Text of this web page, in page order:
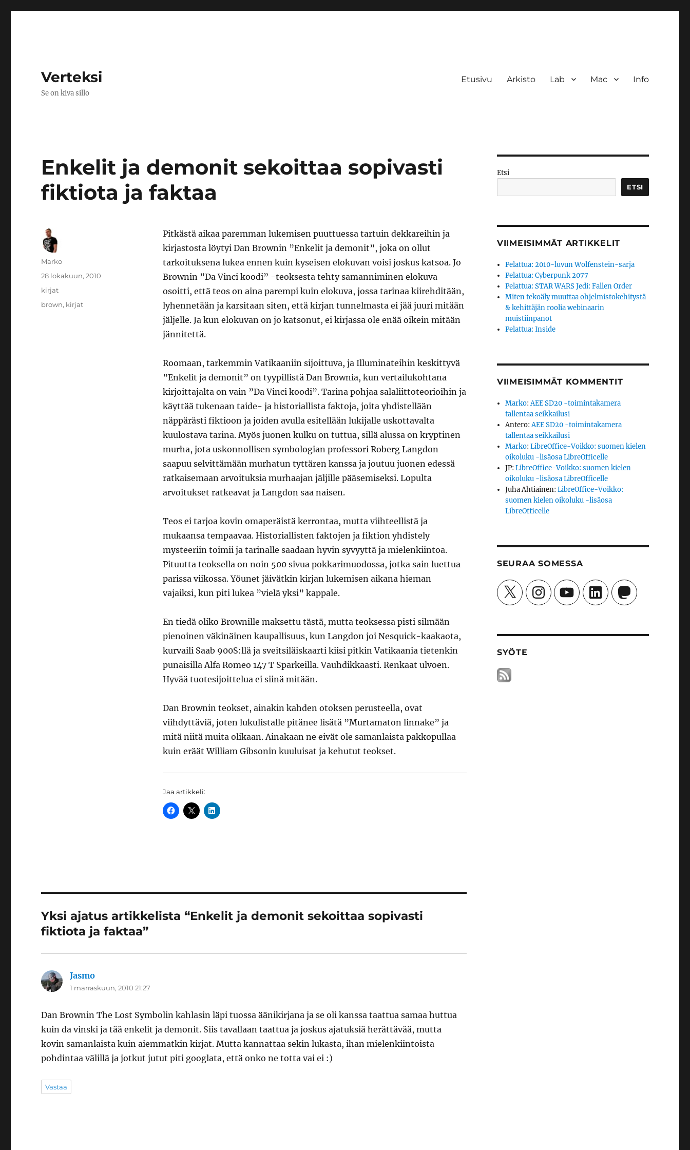
Verteksi
Se on kiva sillo
Etusivu Arkisto Lab Mac Info
Enkelit ja demonit sekoittaa sopivasti
fiktiota ja faktaa
Pitkästä aikaa paremman lukemisen puuttuessa tartuin dekkareihin ja
kirjastosta löytyi Dan Brownin ”Enkelit ja demonit”, joka on ollut
tarkoituksena lukea ennen kuin kyseisen elokuvan voisi joskus katsoa. Jo
Brownin ”Da Vinci koodi” -teoksesta tehty samanniminen elokuva
osoitti, että teos on aina parempi kuin elokuva, jossa tarinaa kiirehditään,
lyhennetään ja karsitaan siten, että kirjan tunnelmasta ei jää juuri mitään
jäljelle. Ja kun elokuvan on jo katsonut, ei kirjassa ole enää oikein mitään
jännitettä.
Roomaan, tarkemmin Vatikaaniin sijoittuva, ja Illuminateihin keskittyvä
”Enkelit ja demonit” on tyypillistä Dan Brownia, kun vertailukohtana
kirjoittajalta on vain ”Da Vinci koodi”. Tarina pohjaa salaliittoteorioihin ja
käyttää tukenaan taide- ja historiallista faktoja, joita yhdistellään
näppärästi fiktioon ja joiden avulla esitellään lukijalle uskottavalta
kuulostava tarina. Myös juonen kulku on tuttua, sillä alussa on kryptinen
murha, jota uskonnollisen symbologian professori Roberg Langdon
saapuu selvittämään murhatun tyttären kanssa ja joutuu juonen edessä
ratkaisemaan arvoituksia murhaajan jäljille pääsemiseksi. Lopulta
arvoitukset ratkeavat ja Langdon saa naisen.
Teos ei tarjoa kovin omaperäistä kerrontaa, mutta viihteellistä ja
mukaansa tempaavaa. Historiallisten faktojen ja fiktion yhdistely
mysteeriin toimii ja tarinalle saadaan hyvin syvyyttä ja mielenkiintoa.
Pituutta teoksella on noin 500 sivua pokkarimuodossa, jotka sain luettua
parissa viikossa. Yöunet jäivätkin kirjan lukemisen aikana hieman
vajaiksi, kun piti lukea ”vielä yksi” kappale.
En tiedä oliko Brownille maksettu tästä, mutta teoksessa pisti silmään
pienoinen väkinäinen kaupallisuus, kun Langdon joi Nesquick-kaakaota,
kurvaili Saab 900S:llä ja sveitsiläiskaarti kiisi pitkin Vatikaania tietenkin
punaisilla Alfa Romeo 147 T Sparkeilla. Vauhdikkaasti. Renkaat ulvoen.
Hyvää tuotesijoittelua ei siinä mitään.
Dan Brownin teokset, ainakin kahden otoksen perusteella, ovat
viihdyttäviä, joten lukulistalle pitänee lisätä ”Murtamaton linnake” ja
mitä niitä muita olikaan. Ainakaan ne eivät ole samanlaista pakkopullaa
kuin eräät William Gibsonin kuuluisat ja kehutut teokset.
Jaa artikkeli:
Kirjoittaja
Marko
Julkaistu
28 lokakuun, 2010
Kategoriat
kirjat
Avainsanat
brown, kirjat
Yksi ajatus artikkelista “Enkelit ja demonit sekoittaa sopivasti
fiktiota ja faktaa”
Jasmo
1 marraskuun, 2010 21:27
Dan Brownin The Lost Symbolin kahlasin läpi tuossa äänikirjana ja se oli kanssa taattua samaa huttua
kuin da vinski ja tää enkelit ja demonit. Siis tavallaan taattua ja joskus ajatuksiä herättävää, mutta
kovin samanlaista kuin aiemmatkin kirjat. Mutta kannattaa sekin lukasta, ihan mielenkiintoista
pohdintaa välillä ja jotkut jutut piti googlata, että onko ne totta vai ei :)
Vastaa
Etsi
ETSI
VIIMEISIMMÄT ARTIKKELIT
Pelattua: 2010-luvun Wolfenstein-sarja
Pelattua: Cyberpunk 2077
Pelattua: STAR WARS Jedi: Fallen Order
Miten tekoäly muuttaa ohjelmistokehitystä
& kehittäjän roolia webinaarin
muistiinpanot
Pelattua: Inside
VIIMEISIMMÄT KOMMENTIT
Marko:AEE SD20 -toimintakamera
tallentaa seikkailusi
Antero:AEE SD20 -toimintakamera
tallentaa seikkailusi
Marko:LibreOffice-Voikko: suomen kielen
oikoluku -lisäosa LibreOfficelle
JP:LibreOffice-Voikko: suomen kielen
oikoluku -lisäosa LibreOfficelle
Juha Ahtiainen:LibreOffice-Voikko:
suomen kielen oikoluku -lisäosa
LibreOfficelle
SEURAA SOMESSA
X InstagramYouTubeLinkedInMastodon
SYÖTE